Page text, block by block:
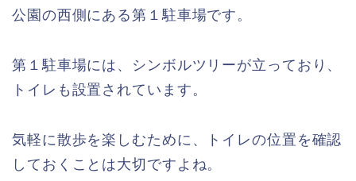
公園の西側にある第１駐車場です。
第１駐車場には、シンボルツリーが立っており、
トイレも設置されています。
気軽に散歩を楽しむために、トイレの位置を確認
しておくことは大切ですよね。